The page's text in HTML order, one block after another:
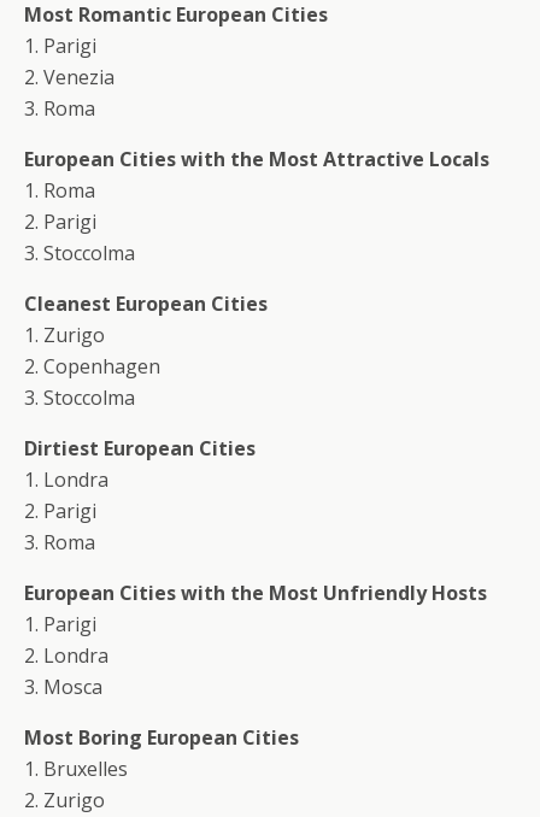
Most Romantic European Cities
1. Parigi
2. Venezia
3. Roma
European Cities with the Most Attractive Locals
1. Roma
2. Parigi
3. Stoccolma
Cleanest European Cities
1. Zurigo
2. Copenhagen
3. Stoccolma
Dirtiest European Cities
1. Londra
2. Parigi
3. Roma
European Cities with the Most Unfriendly Hosts
1. Parigi
2. Londra
3. Mosca
Most Boring European Cities
1. Bruxelles
2. Zurigo